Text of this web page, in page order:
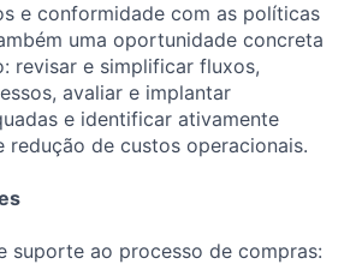
e conformidade com as políticas
uma oportunidade concreta
revisar e simplificar fluxos,
avaliar e implantar
e identificar ativamente
redução de custos operacionais.
suporte ao processo de compras: